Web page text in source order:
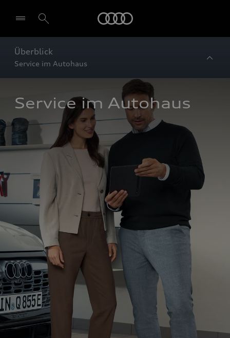
Überblick
Service im Autohaus
Service im Autohaus